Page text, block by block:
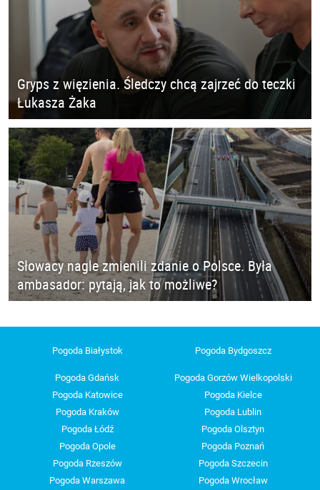
Gryps z więzienia. Śledczy chcą zajrzeć do teczki
Łukasza Żaka
Słowacy nagle zmienili zdanie o Polsce. Była
ambasador: pytają, jak to możliwe?
Pogoda Białystok Pogoda Bydgoszcz
Pogoda Gdańsk
Pogoda Gorzów Wielkopolski
Pogoda Katowice
Pogoda Kielce
Pogoda Kraków
Pogoda Lublin
Pogoda Łódź
Pogoda Olsztyn
Pogoda Opole
Pogoda Poznań
Pogoda Rzeszów
Pogoda Szczecin
Pogoda Warszawa
Pogoda Wrocław